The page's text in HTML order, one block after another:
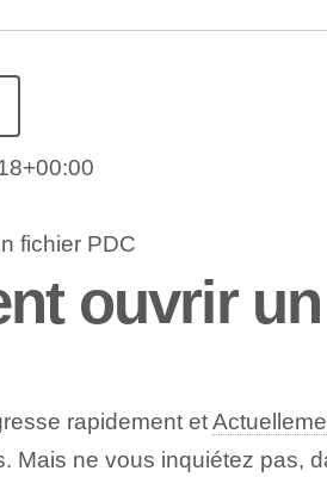
ouvrir
rapidement et
Mais ne vous inquiétez pas,